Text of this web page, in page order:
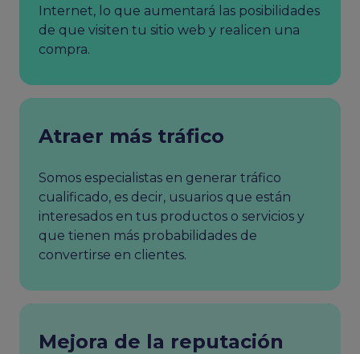
Internet, lo que aumentará las posibilidades
de que visiten tu sitio web y realicen una
compra.
Atraer más tráfico
Somos especialistas en generar tráfico
cualificado, es decir, usuarios que están
interesados en tus productos o servicios y
que tienen más probabilidades de
convertirse en clientes.
Mejora de la reputación